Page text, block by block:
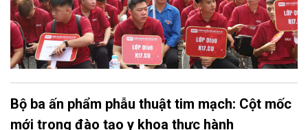
Bộ ba ấn phẩm phẫu thuật tim mạch: Cột mốc
mới trong đào tạo y khoa thực hành